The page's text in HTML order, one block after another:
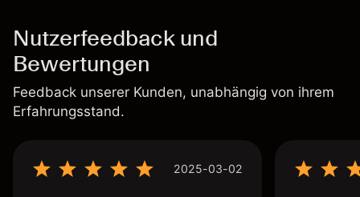
Nutzerfeedback und
Bewertungen
Feedback unserer Kunden, unabhängig von ihrem
Erfahrungsstand.
2025-03-02